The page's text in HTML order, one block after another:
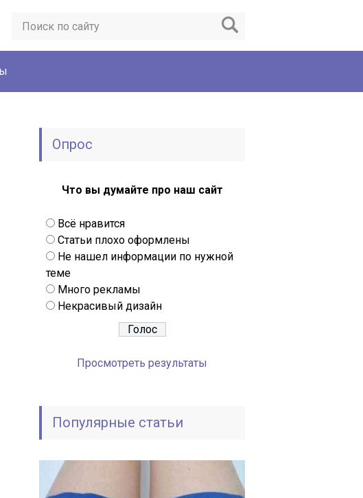
Опрос
Что вы думайте про наш сайт
Всё нравится
Статьи плохо оформлены
Не нашел информации по нужной
теме
Много рекламы
Некрасивый дизайн
Просмотреть результаты
Популярные статьи